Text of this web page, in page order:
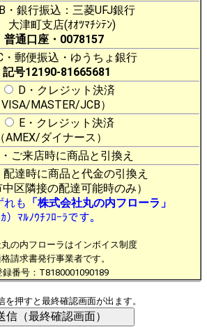
B・銀行振込：三菱UFJ銀行
津町支店(ｵｵﾂﾏﾁｼﾃﾝ)
普通口座・0078157
・郵便振込・ゆうちょ銀行
記号12190-81665681
D・クレジット決済
VISA/MASTER/JCB）
E・クレジット決済
（AMEX/ダイナース）
ご来店時に商品と引換え
配達時に商品と代金の引換え
区隣接の配達可能時のみ）
れも 「株式会社丸の内フローラ」
ｶ）ﾏﾙﾉｳﾁﾌﾛｰﾗです。
の内フローラはインボイス制度
請求書発行事業者です。
録番号：T8180001090189
を押すと最終確認画面が出ます。